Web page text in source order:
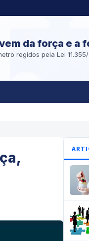
da força e a
regidos pela Lei